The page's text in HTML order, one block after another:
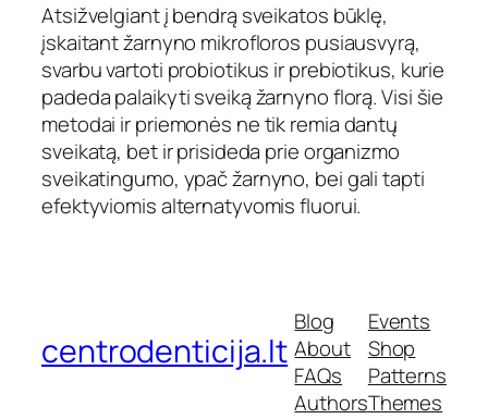
Atsižvelgiant į bendrą sveikatos būklę,
įskaitant žarnyno mikrofloros pusiausvyrą,
svarbu vartoti probiotikus ir prebiotikus, kurie
padeda palaikyti sveiką žarnyno florą. Visi šie
metodai ir priemonės ne tik remia dantų
sveikatą, bet ir prisideda prie organizmo
sveikatingumo, ypač žarnyno, bei gali tapti
efektyviomis alternatyvomis fluorui.
centrodenticija.lt
Blog
About
FAQs
Authors
Events
Shop
Patterns
Themes